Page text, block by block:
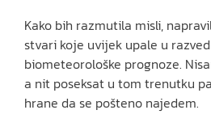
Kako bih razmutila misli,
stvari koje uvijek upale u
biometeorološke prognoze.
a nit poseksat u tom trenutku
hrane da se pošteno najedem.